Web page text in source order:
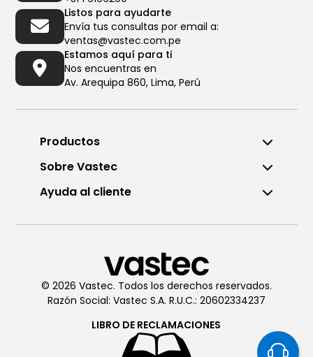
De Lunes a Viernes de 8:00am
a 6:00pm
Chatea conVastec
De Lunes a Viernes de 8:00am
a 6:00pm
Listos para ayudarte
Envía tus consultas por email a:
ventas@vastec.com.pe
Estamos aquí para ti
Nos encuentras en
Av. Arequipa 860, Lima, Perú
Productos
Sobre Vastec
Ayuda al cliente
© 2026 Vastec. Todos los derechos reservados.
Razón Social: Vastec S.A. R.U.C.: 20602334237
LIBRO DE RECLAMACIONES